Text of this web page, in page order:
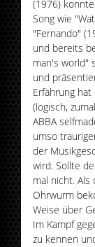
(1976)
Song wie
"Fernando"
und bereits
man's world"
und
Erfahrung
(logisch,
ABBA
umso
der
wird. Sollte
mal nicht.
Ohrwurm
Weise über
Im Kampf
zu kennen